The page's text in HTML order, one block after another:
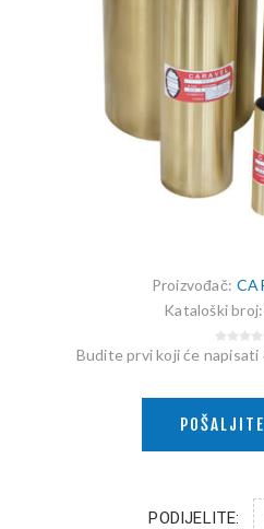
Proizvođač:
Kataloški broj:
Budite prvi koji će napisati
PODIJELITE: